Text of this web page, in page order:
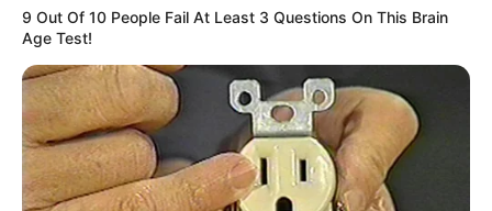
9 Out Of 10 People Fail At Least 3 Questions On This Brain
Age Test!